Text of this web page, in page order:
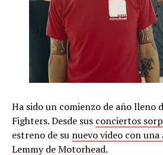
Ha sido un comienzo de año lleno
Fighters. Desde sus conciertos
estreno de su nuevo video con
Lemmy de Motorhead.